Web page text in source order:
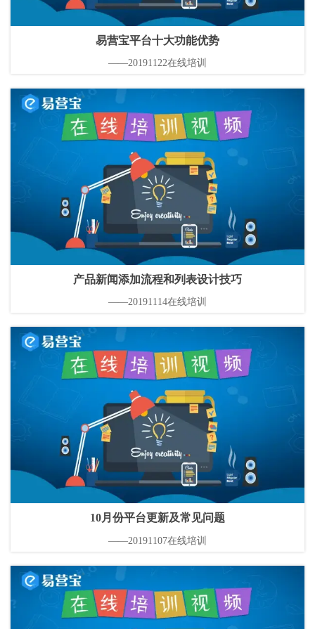
易营宝平台十大功能优势
——20191122在线培训
产品新闻添加流程和列表设计技巧
——20191114在线培训
10月份平台更新及常见问题
——20191107在线培训